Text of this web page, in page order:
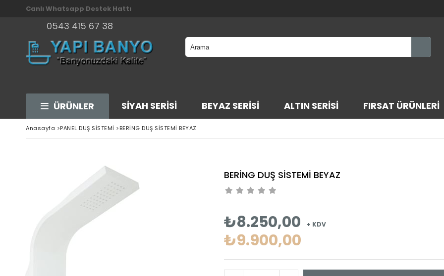
Canlı Whatsapp Destek Hattı
0543 415 67 38
ÜRÜNLER SİYAH SERİSİ BEYAZ SERİSİ ALTIN SERİSİ FIRSAT ÜRÜNLERİ
Anasayfa >PANEL DUŞ SİSTEMİ >BERİNG DUŞ SİSTEMİ BEYAZ
BERİNG DUŞ SİSTEMİ BEYAZ
₺8.250,00 + KDV
₺9.900,00